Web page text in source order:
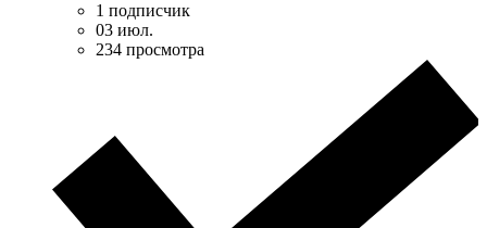
1 подписчик
03 июл.
234 просмотра